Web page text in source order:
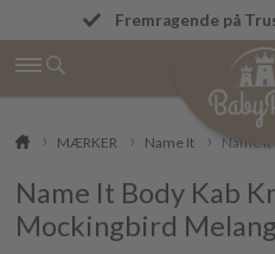
Fri fragt
Fremragende på
MÆRKER Name It Name It
Name It Body Kab
Mockingbird